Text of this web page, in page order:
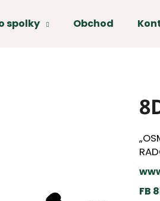
spolky Obchod
FB